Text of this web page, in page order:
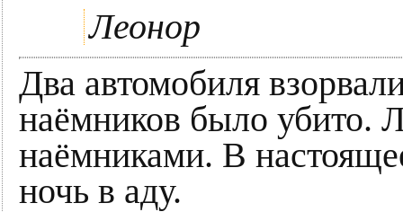
Леонор
Два автомобиля
наёмников было убито.
наёмниками. В
ночь в аду.